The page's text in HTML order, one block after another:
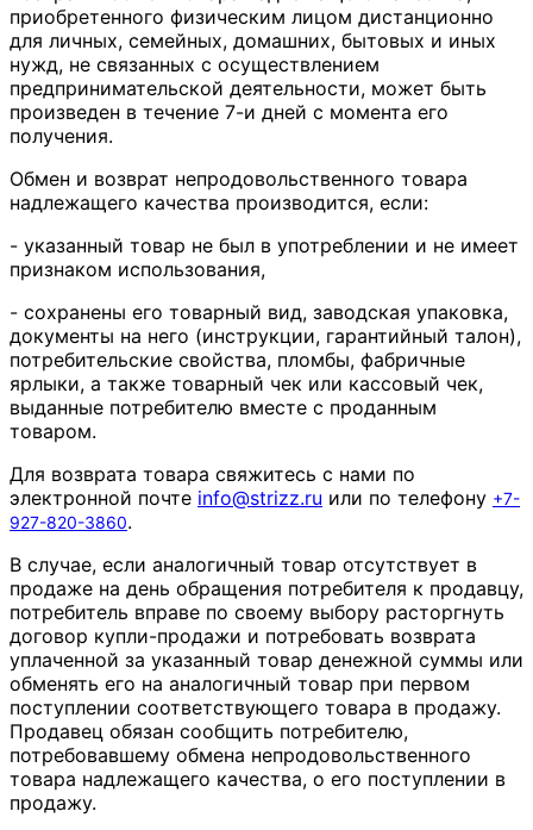
приобретенного физическим лицом дистанционно
для личных, семейных, домашних, бытовых и иных
нужд, не связанных с осуществлением
предпринимательской деятельности, может быть
произведен в течение 7-и дней с момента его
получения.
Обмен и возврат непродовольственного товара
надлежащего качества производится, если:
- указанный товар не был в употреблении и не имеет
признаком использования,
- сохранены его товарный вид, заводская упаковка,
документы на него (инструкции, гарантийный талон),
потребительские свойства, пломбы, фабричные
ярлыки, а также товарный чек или кассовый чек,
выданные потребителю вместе с проданным
товаром.
Для возврата товара свяжитесь с нами по
электронной почте info@strizz.ru или по телефону +7-
927-820-3860.
В случае, если аналогичный товар отсутствует в
продаже на день обращения потребителя к продавцу,
потребитель вправе по своему выбору расторгнуть
договор купли-продажи и потребовать возврата
уплаченной за указанный товар денежной суммы или
обменять его на аналогичный товар при первом
поступлении соответствующего товара в продажу.
Продавец обязан сообщить потребителю,
потребовавшему обмена непродовольственного
товара надлежащего качества, о его поступлении в
продажу.